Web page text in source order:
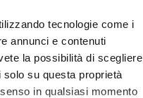
tecnologie come i
annunci e contenuti
la possibilità di scegliere
su questa proprietà
in qualsiasi momento